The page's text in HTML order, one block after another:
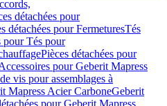
détachées pour
détachées pour FermeturesTés
pour Tés pour
Pièces détachées pour
pour Geberit Mapress
vis pour assemblages à
Mapress Acier CarboneGeberit
pour Geberit Mapress